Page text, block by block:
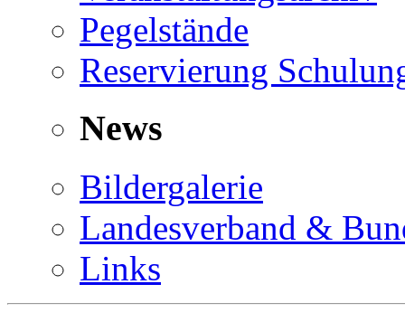
Pegelstände
Reservierung
News
Bildergalerie
Landesverband &
Links